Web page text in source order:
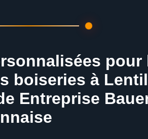
pour
boiseries à
Entreprise